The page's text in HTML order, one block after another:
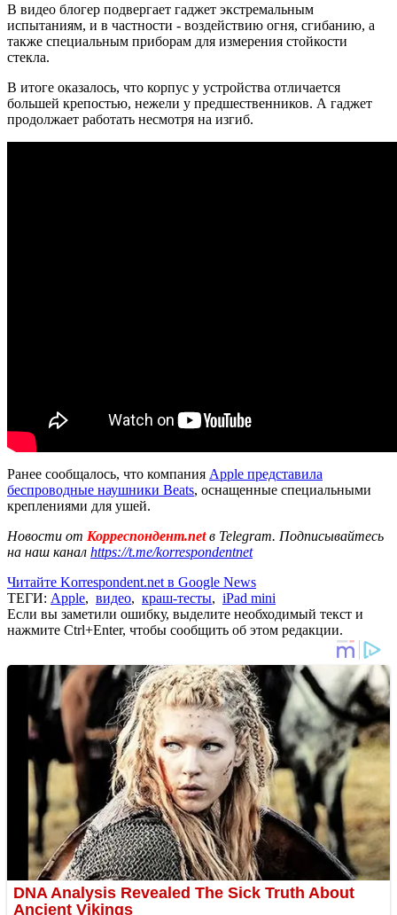
В видео блогер подвергает гаджет экстремальным
испытаниям, и в частности - воздействию огня, сгибанию, а
также специальным приборам для измерения стойкости
стекла.
В итоге оказалось, что корпус у устройства отличается
большей крепостью, нежели у предшественников. А гаджет
продолжает работать несмотря на изгиб.
Ранее сообщалось, что компания Apple представила
беспроводные наушники Beats, оснащенные специальными
креплениями для ушей.
Новости от Корреспондент.netв Telegram. Подписывайтесь
на наш канал https://t.me/korrespondentnet
Читайте Korrespondent.net в Google News
ТЕГИ: Apple, видео, краш-тесты, iPad mini
Если вы заметили ошибку, выделите необходимый текст и
нажмите Ctrl+Enter, чтобы сообщить об этом редакции.